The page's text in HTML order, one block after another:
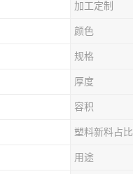
加工定制
颜色
规格
厚度
容积
塑料新料占比
用途